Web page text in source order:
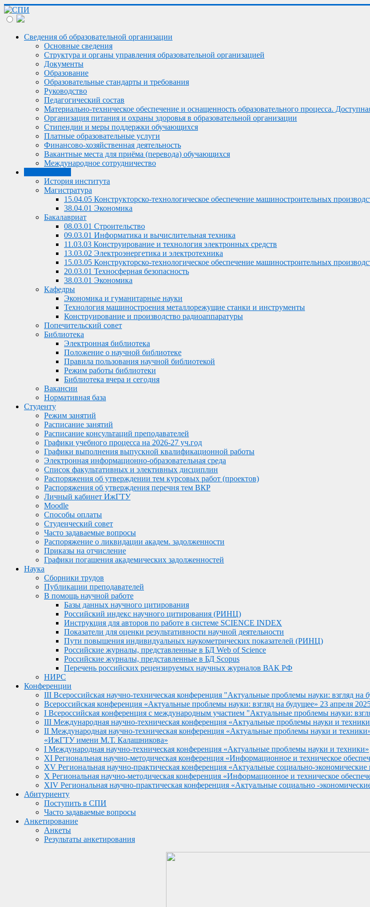
Сведения об образовательной организации
Основные сведения
Структура и органы управления образовательной организацией
Документы
Образование
Образовательные стандарты и требования
Руководство
Педагогический состав
Материально-техническое обеспечение и оснащенность образовательного процесса.
Организация питания и охраны здоровья в образовательной организации
Стипендии и меры поддержки обучающихся
Платные образовательные услуги
Финансово-хозяйственная деятельность
Вакантные места для приёма (перевода) обучающихся
Международное сотрудничество
История института
Магистратура
15.04.05 Конструкторско-технологическое обеспечение машиностроительных
38.04.01 Экономика
Бакалавриат
08.03.01 Строительство
09.03.01 Информатика и вычислительная техника
11.03.03 Конструирование и технология электронных средств
13.03.02 Электроэнергетика и электротехника
15.03.05 Конструкторско-технологическое обеспечение машиностроительных
20.03.01 Техносферная безопасность
38.03.01 Экономика
Кафедры
Экономика и гуманитарные науки
Технология машиностроения металлорежущие станки и инструменты
Конструирование и производство радиоаппаратуры
Попечительский совет
Библиотека
Электронная библиотека
Положение о научной библиотеке
Правила пользования научной библиотекой
Режим работы библиотеки
Библиотека вчера и сегодня
Вакансии
Нормативная база
Студенту
Режим занятий
Расписание занятий
Расписание консультаций преподавателей
Графики учебного процесса на 2026-27 уч.год
Графики выполнения выпускной квалификационной работы
Электронная информационно-образовательная среда
Список факультативных и элективных дисциплин
Распоряжения об утверждении тем курсовых работ (проектов)
Распоряжения об утверждения перечня тем ВКР
Личный кабинет ИжГТУ
Moodle
Способы оплаты
Студенческий совет
Часто задаваемые вопросы
Распоряжение о ликвидации академ. задолженности
Приказы на отчисление
Графики погашения академических задолженностей
Наука
Сборники трудов
Публикации преподавателей
В помощь научной работе
Базы данных научного цитирования
Российский индекс научного цитирования (РИНЦ)
Инструкция для авторов по работе в системе SCIENCE INDEX
Показатели для оценки результативности научной деятельности
Пути повышения индивидуальных наукометрических показателей (РИНЦ)
Российские журналы, представленные в БД Web of Science
Российские журналы, представленные в БД Scopus
Перечень российских рецензируемых научных журналов ВАК РФ
НИРС
Конференции
III Всероссийская научно-техническая конференция "Актуальные проблемы науки: взгляд на
Всероссийская конференция «Актуальные проблемы науки: взгляд на будущее» 23 апреля
I Всероссийская конференция с международным участием "Актуальные проблемы науки:
III Международная научно-техническая конференция «Актуальные проблемы науки и
II Международная научно-техническая конференция «Актуальные проблемы науки и
«ИжГТУ имени М.Т. Калашникова»
I Международная научно-техническая конференция «Актуальные проблемы науки и техники»
XI Региональная научно-методическая конференция «Информационное и техническое
XV Региональная научно-практическая конференция «Актуальные социально-
X Региональная научно-методическая конференция «Информационное и техническое
XIV Региональная научно-практическая конференция «Актуальные социально -
Абитуриенту
Поступить в СПИ
Часто задаваемые вопросы
Анкетирование
Анкеты
Результаты анкетирования